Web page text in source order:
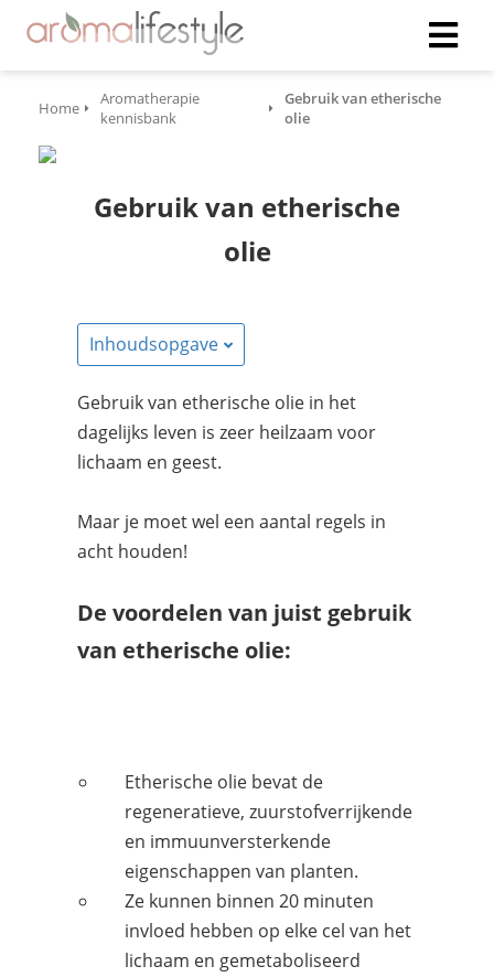
Home
Aromatherapie
kennisbank
Gebruik van etherische
olie
Gebruik van etherische
olie
Inhoudsopgave
Gebruik van etherische olie in het
dagelijks leven is zeer heilzaam voor
lichaam en geest.
Maar je moet wel een aantal regels in
acht houden!
De voordelen van juist gebruik
van etherische olie:
Etherische olie bevat de
regeneratieve, zuurstofverrijkende
en immuunversterkende
eigenschappen van planten.
Ze kunnen binnen 20 minuten
invloed hebben op elke cel van het
lichaam en gemetaboliseerd